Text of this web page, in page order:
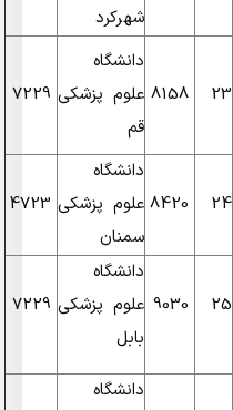
شهرکرد
8158
دانشگاه
علوم پزشکی7229
8420
دانشگاه
علوم پزشکی
سمنان
4723
9030
دانشگاه
علوم پزشکی7229
دانشگاه